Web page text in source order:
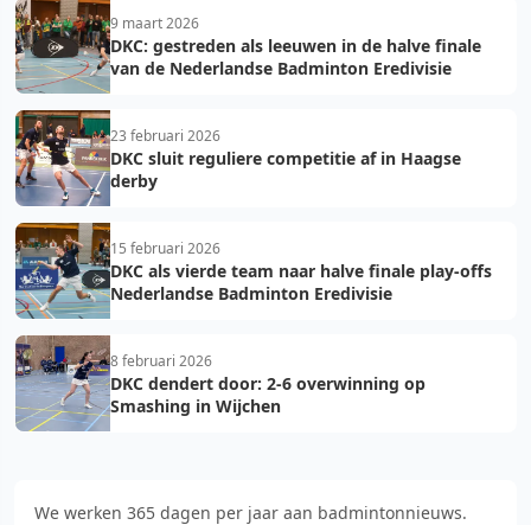
9 maart 2026
DKC: gestreden als leeuwen in de halve finale
van de Nederlandse Badminton Eredivisie
23 februari 2026
DKC sluit reguliere competitie af in Haagse
derby
15 februari 2026
DKC als vierde team naar halve finale play-offs
Nederlandse Badminton Eredivisie
8 februari 2026
DKC dendert door: 2-6 overwinning op
Smashing in Wijchen
We werken 365 dagen per jaar aan badmintonnieuws.